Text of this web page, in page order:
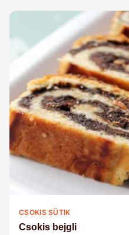
CSOKIS SÜTIK
Csokis bejgli